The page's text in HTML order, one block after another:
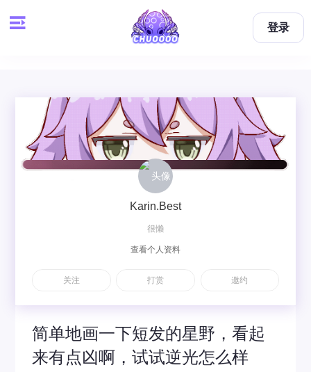
登录
简单地画一下短发的星野，看起
来有点凶啊，试试逆光怎么样
Karin.Best
很懒
查看个人资料
关注 打赏 邀约